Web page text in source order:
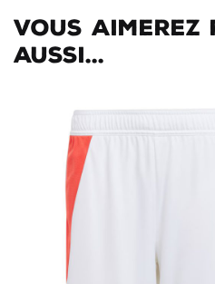
Vous
aussi...